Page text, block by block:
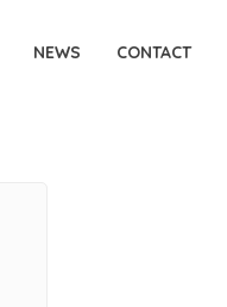
NEWS CONTACT